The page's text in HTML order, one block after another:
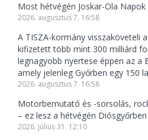
Most hétvégén Joskar-Ola
2026. augusztus 7. 16:58
A TISZA-kormány visszaköveteli
kifizetett több mint 300 milliárd
legnagyobb nyertese éppen az a
amely jelenleg Győrben egy 150
2026. augusztus 7. 16:58
Motorbemutató és -sorsolás,
– ez lesz a hétvégén Diósgyőrben
2026. július 31. 12:10